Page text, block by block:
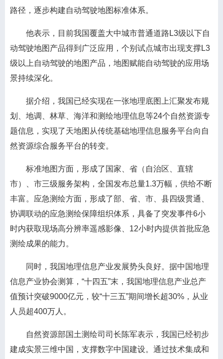
路径，逐步构建自动驾驶地图标准体系。
他表示，目前我国覆盖大中城市普通道路L3级以下自
动驾驶地图产品得到广泛应用，个别试点城市出现支撑L3
级以上自动驾驶的地图产品，地图赋能自动驾驶的应用场
景持续深化。
据介绍，我国已经实现在一张地理底图上汇聚发布规
划、地调、林草、海洋和测绘地理信息等24个自然资源专
题信息，实现了天地图从传统基础地理信息服务平台向自
然资源综合服务平台的转变。
标准地图方面，形成了国家、省（自治区、直辖
市）、市三级服务架构，全国发布总量1.3万幅，供给不断
丰富。应急测绘方面，形成了部、省、市、县四级贯通、
协调联动的应急测绘保障组织体系，具备了突发事件6小
时内获取现场高分辨率遥感影像、12小时内提供首批应急
测绘成果的能力。
同时，我国地理信息产业发展势头良好。据中国地理
信息产业协会测算，“十四五”末，我国地理信息产业总产
值预计突破9000亿元，较“十三五”期间增长超30%，从业
人员超400万人。
自然资源部国土测绘司司长陈军表示，我国已经初步
建成实景三维中国，支撑数字中国建设。通过技术集成和